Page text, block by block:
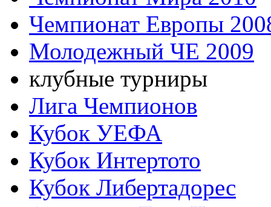
Чемпионат Европы
Молодежный ЧЕ 2009
клубные турниры
Лига Чемпионов
Кубок УЕФА
Кубок Интертото
Кубок Либертадорес